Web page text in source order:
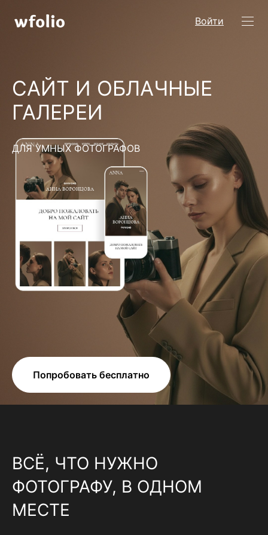
Войти
САЙТ И ОБЛАЧНЫЕ
ГАЛЕРЕИ
ДЛЯ УМНЫХ ФОТОГРАФОВ
Попробовать бесплатно
ВСЁ, ЧТО НУЖНО
ФОТОГРАФУ, В ОДНОМ
МЕСТЕ